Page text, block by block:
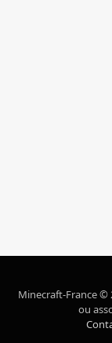
Minecraft-France ©
ou